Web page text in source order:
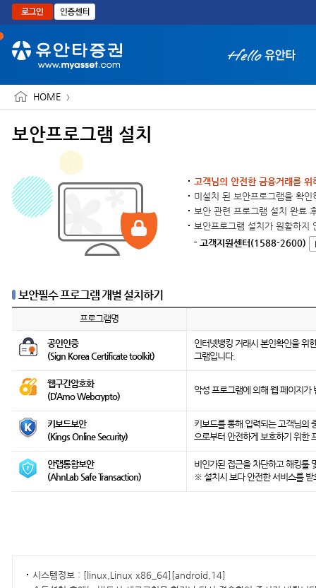
본문으로 바로가기
HOME
보안프로그램 설치
고객님의 안전한 금융거래를
미설치 된 보안프로그램을 확
보안 관련 프로그램 설치 완료
보안프로그램 설치가 원활하지
고객지원센터(1588-2600)
보안필수 프로그램 개별 설치하기
프로그램명
공인인증
(Sign Korea Certificate toolkit)
인터넷뱅킹 거래시 본인확인을 위
그램입니다.
웹구간암호화
(D’Amo Webcrypto)
악성 프로그램에 의해 웹 페이지가
키보드보안
(Kings Online Security)
키보드를 통해 입력되는 고객님의
으로부터 안전하게 보호하기 위한
안랩통합보안
(AhnLab Safe Transaction)
비인가된 접근을 차단하고 해킹툴
※ 설치시 보다 안전한 서비스를 받
시스템정보 : [linux,Linux x86_64][android,14]